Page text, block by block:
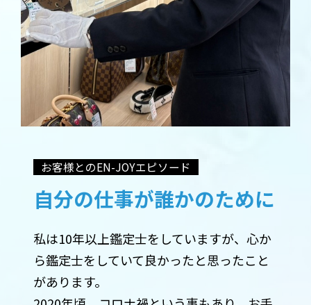
お客様とのEN-JOYエピソード
自分の仕事が誰かのために
私は10年以上鑑定士をしていますが、心か
ら鑑定士をしていて良かったと思ったこと
があります。